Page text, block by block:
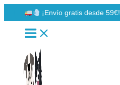
al
contenido
¡Envío gratis desde 59€!